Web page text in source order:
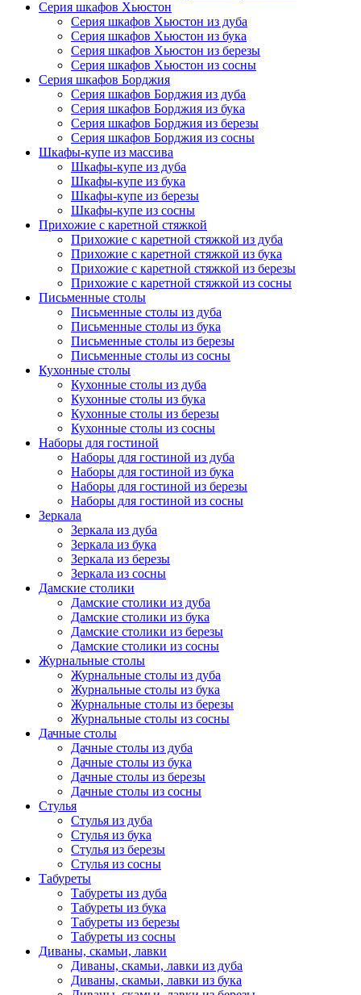
Серия шкафов Хьюстон
Серия шкафов Хьюстон из дуба
Серия шкафов Хьюстон из бука
Серия шкафов Хьюстон из березы
Серия шкафов Хьюстон из сосны
Серия шкафов Борджия
Серия шкафов Борджия из дуба
Серия шкафов Борджия из бука
Серия шкафов Борджия из березы
Серия шкафов Борджия из сосны
Шкафы-купе из массива
Шкафы-купе из дуба
Шкафы-купе из бука
Шкафы-купе из березы
Шкафы-купе из сосны
Прихожие с каретной стяжкой
Прихожие с каретной стяжкой из дуба
Прихожие с каретной стяжкой из бука
Прихожие с каретной стяжкой из березы
Прихожие с каретной стяжкой из сосны
Письменные столы
Письменные столы из дуба
Письменные столы из бука
Письменные столы из березы
Письменные столы из сосны
Кухонные столы
Кухонные столы из дуба
Кухонные столы из бука
Кухонные столы из березы
Кухонные столы из сосны
Наборы для гостиной
Наборы для гостиной из дуба
Наборы для гостиной из бука
Наборы для гостиной из березы
Наборы для гостиной из сосны
Зеркала
Зеркала из дуба
Зеркала из бука
Зеркала из березы
Зеркала из сосны
Дамские столики
Дамские столики из дуба
Дамские столики из бука
Дамские столики из березы
Дамские столики из сосны
Журнальные столы
Журнальные столы из дуба
Журнальные столы из бука
Журнальные столы из березы
Журнальные столы из сосны
Дачные столы
Дачные столы из дуба
Дачные столы из бука
Дачные столы из березы
Дачные столы из сосны
Стулья
Стулья из дуба
Стулья из бука
Стулья из березы
Стулья из сосны
Табуреты
Табуреты из дуба
Табуреты из бука
Табуреты из березы
Табуреты из сосны
Диваны, скамьи, лавки
Диваны, скамьи, лавки из дуба
Диваны, скамьи, лавки из бука